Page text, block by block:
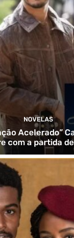
NOVELAS
Acelerado”
com a partida